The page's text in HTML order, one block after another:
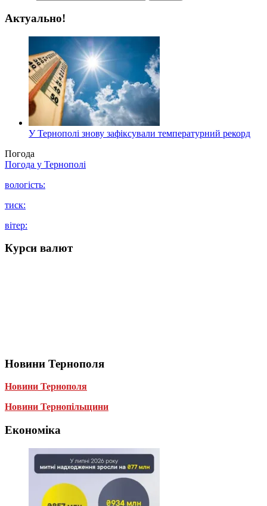
Актуально!
У Тернополі знову зафіксували температурний рекорд
Погода
Погода у Тернополі
вологість:
тиск:
вітер:
Курси валют
Новини Тернополя
Новини Тернополя
Новини Тернопільщини
Економіка